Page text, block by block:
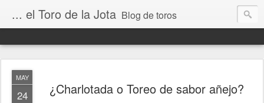
... el Toro de la Jota Blog de toros
MAY
24 ¿Charlotada o Toreo de sabor añejo?